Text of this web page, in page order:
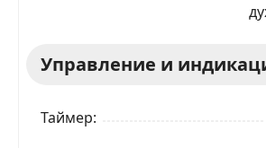
Управление и
Таймер